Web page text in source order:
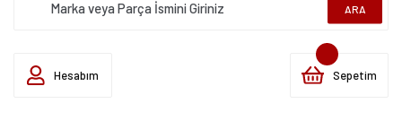
ARA
Hesabım Sepetim